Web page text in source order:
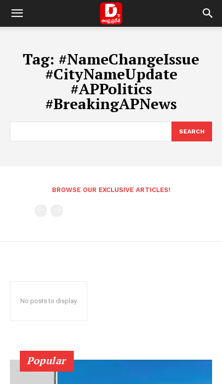
Tag: #NameChangeIssue
#CityNameUpdate
#APPolitics
#BreakingAPNews
SEARCH
BROWSE OUR EXCLUSIVE ARTICLES!
No posts to display
Popular